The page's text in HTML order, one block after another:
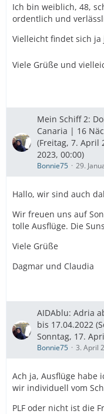
Ich bin weiblich, 48,
ordentlich und
Vielleicht findet sich
Viele Grüße und
Mein Schiff 2:
Canaria | 16
(Freitag, 7. April
2023, 00:00)
Bonnie75 29.
Hallo, wir sind auch
Wir freuen uns auf
tolle Ausflüge. Die
Viele Grüße
Dagmar und Claudia
AIDAblu: Adria
bis 17.04.2022
Sonntag, 17.
Bonnie75 3. April
Ach ja, Ausflüge habe
wir individuell vom
PLF oder nicht ist die